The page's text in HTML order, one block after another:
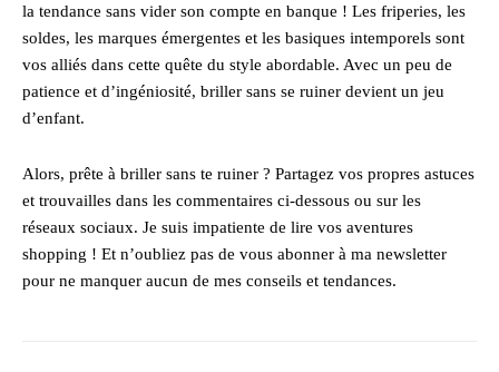
la tendance sans vider son compte en banque ! Les friperies, les
soldes, les marques émergentes et les basiques intemporels sont
vos alliés dans cette quête du style abordable. Avec un peu de
patience et d’ingéniosité, briller sans se ruiner devient un jeu
d’enfant.
Alors, prête à briller sans te ruiner ? Partagez vos propres astuces
et trouvailles dans les commentaires ci-dessous ou sur les
réseaux sociaux. Je suis impatiente de lire vos aventures
shopping ! Et n’oubliez pas de vous abonner à ma newsletter
pour ne manquer aucun de mes conseils et tendances.